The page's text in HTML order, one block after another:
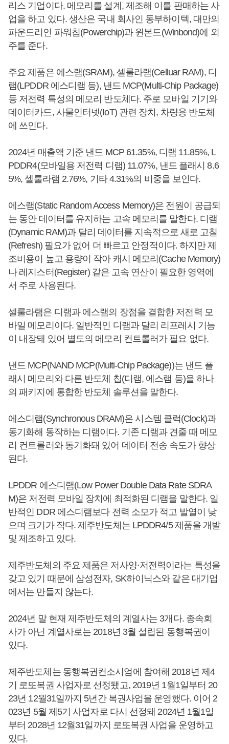
리스 기업이다. 메모리를 설계, 제조해 이를 판매하는 사
업을 하고 있다. 생산은 국내 회사인 동부하이텍, 대만의
파운드리인 파워칩(Powerchip)과 윈본드(Winbond)에 외
주를 준다.
주요 제품은 에스램(SRAM), 셀룰라램(Celluar RAM), 디
램(LPDDR 에스디램 등), 낸드 MCP(Multi-Chip Package)
등 저전력 특성의 메모리 반도체다. 주로 모바일 기기와
데이터카드, 사물인터넷(IoT) 관련 장치, 차량용 반도체
에 쓰인다.
2024년 매출액 기준 낸드 MCP 61.35%, 디램 11.85%, L
PDDR4(모바일용 저전력 디램) 11.07%, 낸드 플래시 8.6
5%, 셀룰라램 2.76%, 기타 4.31%의 비중을 보인다.
에스램(Static Random Access Memory)은 전원이 공급되
는 동안 데이터를 유지하는 고속 메모리를 말한다. 디램
(Dynamic RAM)과 달리 데이터를 지속적으로 새로 고칠
(Refresh) 필요가 없어 더 빠르고 안정적이다. 하지만 제
조비용이 높고 용량이 작아 캐시 메모리(Cache Memory)
나 레지스터(Register) 같은 고속 연산이 필요한 영역에
서 주로 사용된다.
셀룰라램은 디램과 에스램의 장점을 결합한 저전력 모
바일 메모리이다. 일반적인 디램과 달리 리프레시 기능
이 내장돼 있어 별도의 메모리 컨트롤러가 필요 없다.
낸드 MCP(NAND MCP(Multi-Chip Package))는 낸드 플
래시 메모리와 다른 반도체 칩(디램, 에스램 등)을 하나
의 패키지에 통합한 반도체 솔루션을 말한다.
에스디램(Synchronous DRAM)은 시스템 클럭(Clock)과
동기화해 동작하는 디램이다. 기존 디램과 견줄 때 메모
리 컨트롤러와 동기화돼 있어 데이터 전송 속도가 향상
된다.
LPDDR 에스디램(Low Power Double Data Rate SDRA
M)은 저전력 모바일 장치에 최적화된 디램을 말한다. 일
반적인 DDR 에스디램보다 전력 소모가 적고 발열이 낮
으며 크기가 작다. 제주반도체는 LPDDR4/5 제품을 개발
및 제조하고 있다.
제주반도체의 주요 제품은 저사양·저전력이라는 특성을
갖고 있기 때문에 삼성전자, SK하이닉스와 같은 대기업
에서는 만들지 않는다.
2024년 말 현재 제주반도체의 계열사는 3개다. 종속회
사가 아닌 계열사로는 2018년 3월 설립된 동행복권이
있다.
제주반도체는 동행복권컨소시엄에 참여해 2018년 제4
기 로또복권 사업자로 선정됐고, 2019년 1월1일부터 20
23년 12월31일까지 5년간 복권사업을 운영했다. 이어 2
023년 5월 제5기 사업자로 다시 선정돼 2024년 1월1일
부터 2028년 12월31일까지 로또복권 사업을 운영하고
있다.